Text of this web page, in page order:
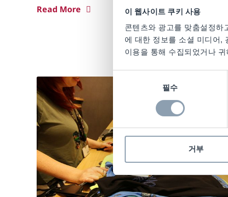
이 웹사이트 쿠키 사용
콘텐츠와 광고를 맞춤설정
에 대한 정보를 소셜 미디어,
이용을 통해 수집되었거나
동
필수
거부
Read More